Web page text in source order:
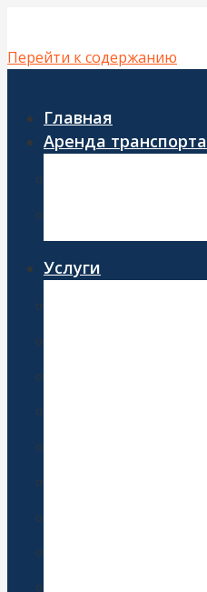
Перейти к содержанию
Главная
Аренда транспорта
Услуги